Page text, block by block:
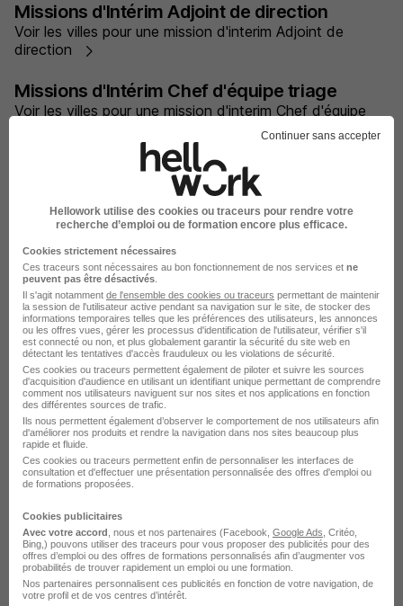
Missions d'Intérim Adjoint de direction
Voir les villes pour une mission d'interim Adjoint de
direction
Missions d'Intérim Chef d'équipe triage
Voir les villes pour une mission d'interim Chef d'équipe
Missions d'Intérim Chef de centre adjoint
Voir les villes pour une mission d'interim Chef de centre
adjoint
Missions d'Intérim Directeur Général
Voir les villes pour une mission d'interim Directeur
Général
Missions d'Intérim Directeur adjoint
Voir les villes pour une mission d'interim Directeur adjoint
Missions d'Intérim Directeur d'établissement
Voir les villes pour une mission d'interim Directeur
d'établissement
Missions d'Intérim General manager
Accueil Jobs en intérim
Index Intérim Catégorie
Continuer sans accepter
Hellowork utilise des cookies ou traceurs pour rendre votre
recherche d’emploi ou de formation encore plus efficace.
Cookies strictement nécessaires
Ces traceurs sont nécessaires au bon fonctionnement de nos services et ne
peuvent pas être désactivés
Il s'agit notamment de l'ensemble des cookies ou traceurs permettant de maintenir
la session de l'utilisateur active pendant sa navigation sur le site, de stocker des
informations temporaires telles que les préférences des utilisateurs, les annonces
ou les offres vues, gérer les processus d'identification de l'utilisateur, vérifier s'il
est connecté ou non, et plus globalement garantir la sécurité du site web en
détectant les tentatives d'accès frauduleux ou les violations de sécurité.
Ces cookies ou traceurs permettent également de piloter et suivre les sources
d'acquisition d'audience en utilisant un identifiant unique permettant de comprendre
comment nos utilisateurs naviguent sur nos sites et nos applications en fonction
des différentes sources de trafic.
Ils nous permettent également d’observer le comportement de nos utilisateurs afin
d'améliorer nos produits et rendre la navigation dans nos sites beaucoup plus
rapide et fluide.
Ces cookies ou traceurs permettent enfin de personnaliser les interfaces de
consultation et d'effectuer une présentation personnalisée des offres d'emploi ou
de formations proposées.
Cookies publicitaires
Avec votre accord , nous et nos partenaires (Facebook, Google Ads , Critéo,
Bing,) pouvons utiliser des traceurs pour vous proposer des publicités pour des
offres d’emploi ou des offres de formations personnalisés afin d’augmenter vos
probabilités de trouver rapidement un emploi ou une formation.
Nos partenaires personnalisent ces publicités en fonction de votre navigation, de
votre profil et de vos centres d’intérêt.